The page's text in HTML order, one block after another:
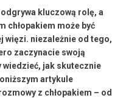
kluczową ⁢rolę, ⁢a
chłopakiem może być
więzi. niezależnie od tego,
zaczynacie swoją
wiedzieć, jak skutecznie
artykule
​z⁢ chłopakiem – od